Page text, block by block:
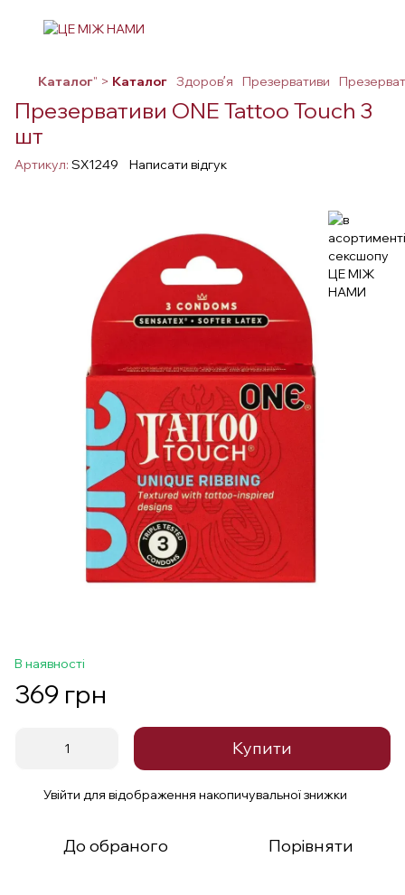
Каталог" > Каталог Здоровʼя Презервативи
Презервативи ONE Tattoo Touch 3
шт
Артикул: SX1249 Написати відгук
В наявності
369 грн
Купити
Увійти для відображення накопичувальної знижки
До обраного Порівняти